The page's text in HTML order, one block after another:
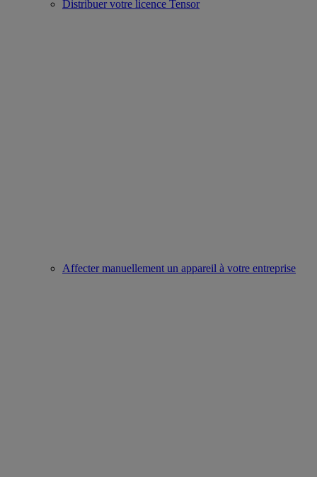
Distribuer votre licence Tensor
Affecter manuellement un appareil à votre entreprise